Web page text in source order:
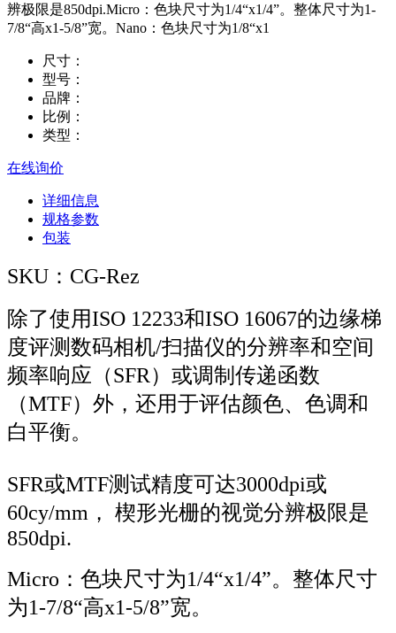
辨极限是850dpi.Micro：色块尺寸为1/4“x1/4”。整体尺寸为1-
7/8“高x1-5/8”宽。Nano：色块尺寸为1/8“x1
尺寸：
型号：
品牌：
比例：
类型：
在线询价
详细信息
规格参数
包装
SKU：CG-Rez
除了使用ISO 12233和ISO 16067的边缘梯
度评测数码相机/扫描仪的分辨率和空间
频率响应（SFR）或调制传递函数
（MTF）外，还用于评估颜色、色调和
白平衡。
SFR或MTF测试精度可达3000dpi或
60cy/mm， 楔形光栅的视觉分辨极限是
850dpi.
Micro：色块尺寸为1/4“x1/4”。整体尺寸
为1-7/8“高x1-5/8”宽。